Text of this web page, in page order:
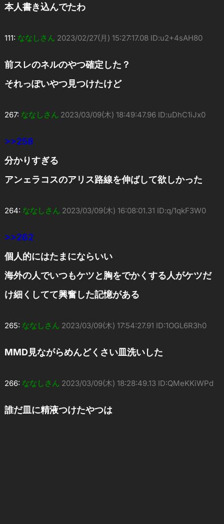
本人書き込んでたわ
111: ななしさん 2023/02/27(月) 15:27:17.08 ID:u2+4sAH80
前スレのネルのやつ確定した？
それっぽいやつ見つけたけど
267: ななしさん 2023/03/09(木) 18:49:47.96 ID:uDhC1iJx0
>>258
分かりすぎる
アンェラコスのアリス路線を伸ばして欲しかった
264: ななしさん 2023/03/09(木) 16:08:01.31 ID:q/1qkF3W0
>>262
個人的にはたまにならいい
海外の人でいつもケツと胸をでかくする人がケツだ
け細くしてて興奮した記憶がある
265: ななしさん 2023/03/09(木) 17:54:27.91 ID:1OGL6R3h0
MMD見ながらめんどくさい皿洗いした
266: ななしさん 2023/03/09(木) 18:28:49.13 ID:QMeKKiWPd
誰だ皿に精液つけたやつは